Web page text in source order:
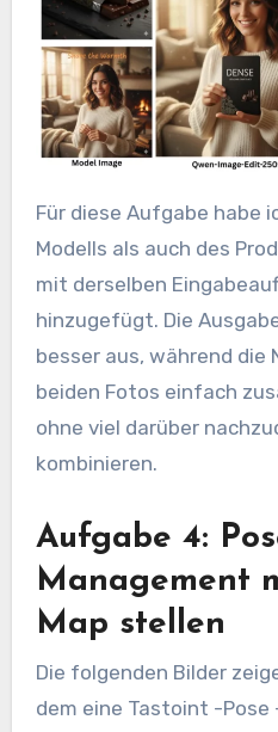
Für diese Aufgabe habe
Modells als auch des
mit derselben
hinzugefügt. Die
besser aus, während die
beiden Fotos einfach
ohne viel darüber
kombinieren.
Aufgabe 4:
Management
Map stellen
Die folgenden Bilder
dem eine Tastoint -Pose